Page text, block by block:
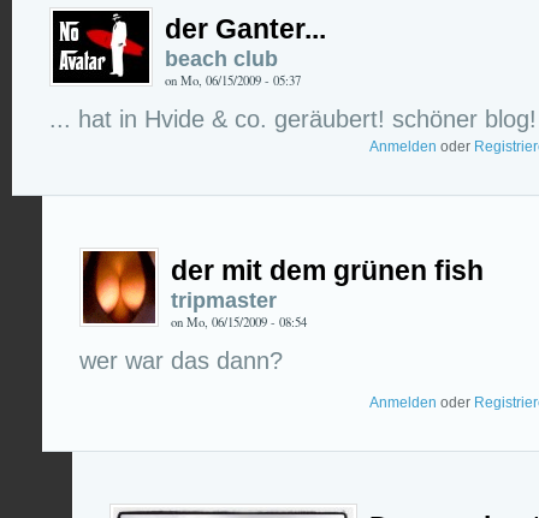
der Ganter...
beach club
on Mo, 06/15/2009 - 05:37
... hat in Hvide & co. geräubert! schöner
Anmelden oder
der mit dem grünen fish
tripmaster
on Mo, 06/15/2009 - 08:54
wer war das dann?
Anmelden oder